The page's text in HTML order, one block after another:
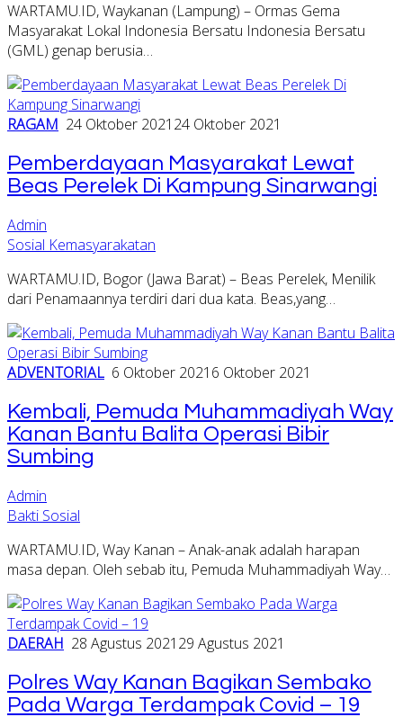
WARTAMU.ID, Waykanan (Lampung) – Ormas Gema
Masyarakat Lokal Indonesia Bersatu Indonesia Bersatu
(GML) genap berusia…
RAGAM 24 Oktober 2021 24 Oktober 2021
Pemberdayaan Masyarakat Lewat
Beas Perelek Di Kampung Sinarwangi
Admin
Sosial Kemasyarakatan
WARTAMU.ID, Bogor (Jawa Barat) – Beas Perelek, Menilik
dari Penamaannya terdiri dari dua kata. Beas,yang…
ADVENTORIAL 6 Oktober 2021 6 Oktober 2021
Kembali, Pemuda Muhammadiyah Way
Kanan Bantu Balita Operasi Bibir
Sumbing
Admin
Bakti Sosial
WARTAMU.ID, Way Kanan – Anak-anak adalah harapan
masa depan. Oleh sebab itu, Pemuda Muhammadiyah Way…
DAERAH 28 Agustus 2021 29 Agustus 2021
Polres Way Kanan Bagikan Sembako
Pada Warga Terdampak Covid – 19